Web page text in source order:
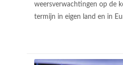
weersverwachtingen op de
termijn in eigen land en in